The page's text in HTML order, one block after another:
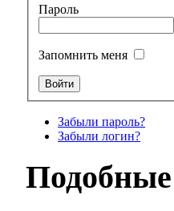
Пароль
Запомнить меня
Забыли пароль?
Забыли логин?